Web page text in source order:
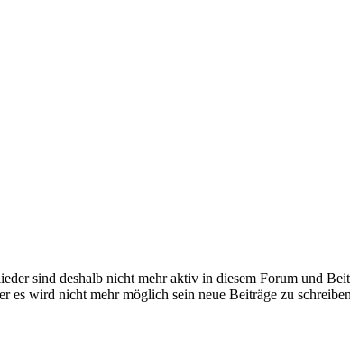
sind deshalb nicht mehr aktiv in diesem Forum und
es wird nicht mehr möglich sein neue Beiträge zu